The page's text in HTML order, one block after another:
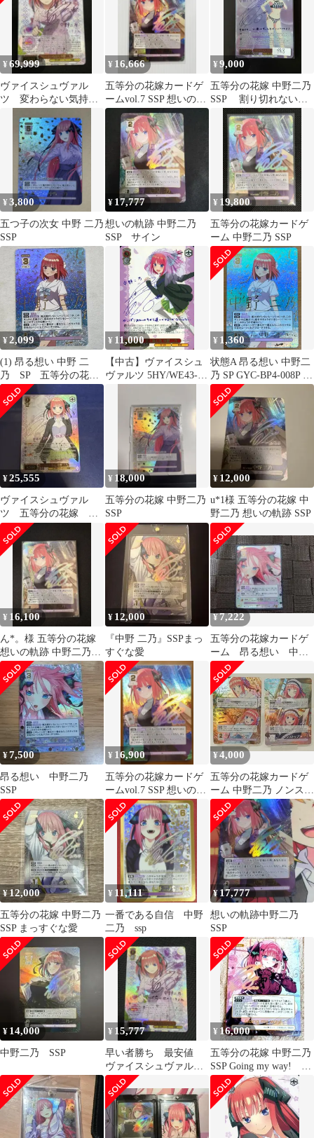
¥69,999
ヴァイスシュヴァル
ツ 変わらない気持
セット
¥ 16,666
五等分の花嫁カードゲ
ームvol.7 SSP 想いの軌
跡 中野二乃
¥9,000
五等分の花嫁 中野二乃
SSP 割り切れない想
¥3,800
五つ子の次女 中野 二乃
SSP
¥ 17,777
想いの軌跡 中野二乃
SSP サイン
¥ 19,800
五等分の花嫁カードゲ
ーム 中野二乃 SSP
¥2,099
(1) 昂る想い 中野 二
乃 SP 五等分の花
嫁 カードゲーム ご
とカド サインカード
¥ 11,000
【中古】ヴァイスシュ
ヴァルツ 5HY/WE43-
進む先 中野 二乃(竹達
彩奈紫箔押しサイン入
¥ 1,360
状態A 昂る想い 中野二
乃 SP GYC-BP4-008P サ
イン入り 五等分の花嫁
カード ごとカド
¥25,555
ヴァイスシュヴァル
ツ 五等分の花嫁 走
り出す恋心 中野二
乃 ssp サイン
¥ 18,000
五等分の花嫁 中野二乃
SSP
¥ 12,000
u*1様 五等分の花嫁 中
野二乃 想いの軌跡 SSP
¥ 16,100
ん*。様 五等分の花嫁
想いの軌跡 中野二乃
SSP
¥ 12,000
『中野 二乃』SSPまっ
すぐな愛
¥7,222
五等分の花嫁カードゲ
ーム 昂る想い 中野
二乃 SSP
¥7,500
昂る想い 中野二乃
SSP
¥ 16,900
五等分の花嫁カードゲ
ームvol.7 SSP 想いの軌
跡 中野二乃
¥4,000
五等分の花嫁カードゲ
ーム 中野二乃 ノンスト
ップ! SP パラレル
GYC-BP5-070P1 / RR+
GYC-BP5-070P 2枚セッ
ト 中古 [MO-7304]
¥12,000
五等分の花嫁 中野二乃
SSP まっすぐな愛
¥ 11,111
一番である自信 中野
二乃 ssp
¥ 17,777
想いの軌跡中野二乃
SSP
¥ 14,000
中野二乃 SSP
¥ 15,777
早い者勝ち 最安値
ヴァイスシュヴァルツ
変わらない気持ち 中野
二乃 SSP
¥ 16,000
五等分の花嫁 中野二乃
SSP Going my way! お
まけ付